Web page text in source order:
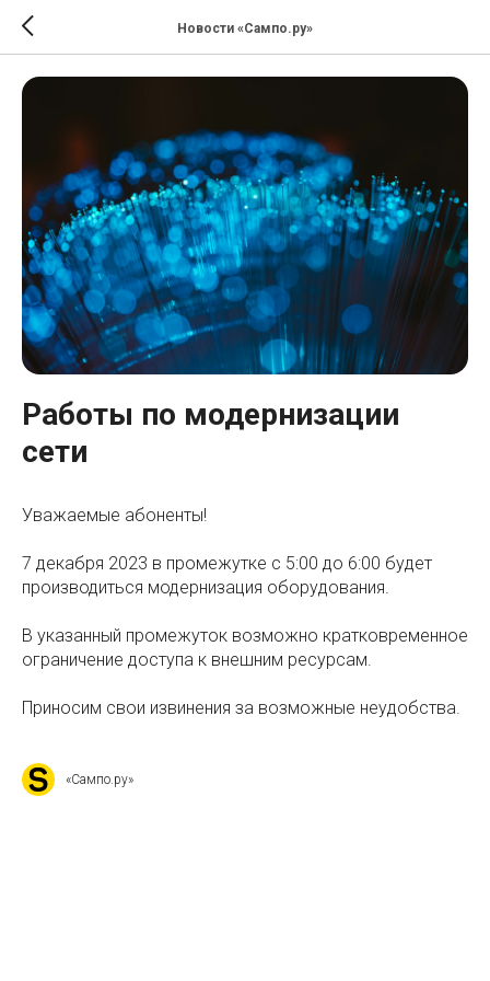
Новости «Сампо.ру»
Работы по модернизации
сети
Уважаемые абоненты!
7 декабря 2023 в промежутке с 5:00 до 6:00 будет
производиться модернизация оборудования.
В указанный промежуток возможно кратковременное
ограничение доступа к внешним ресурсам.
Приносим свои извинения за возможные неудобства.
«Сампо.ру»